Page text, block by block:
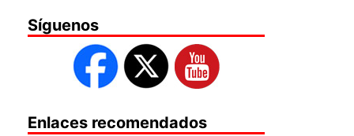
Síguenos
Enlaces recomendados